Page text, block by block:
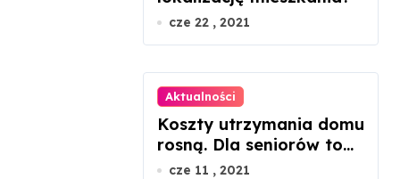
cze 22 , 2021
Aktualności
Koszty utrzymania domu
rosną. Dla seniorów to
dramat
cze 11 , 2021